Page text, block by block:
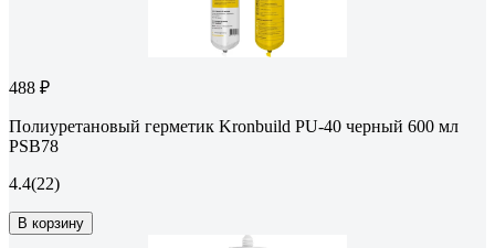
488 ₽
Полиуретановый герметик Kronbuild PU-40 черный 600 мл
PSB78
4.4(22)
В корзину